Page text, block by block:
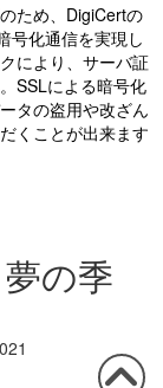
ため、DigiCertの
号化通信を実現し
により、サーバ証
SSLによる暗号化
タの盗用や改ざん
くことが出来ます
の季